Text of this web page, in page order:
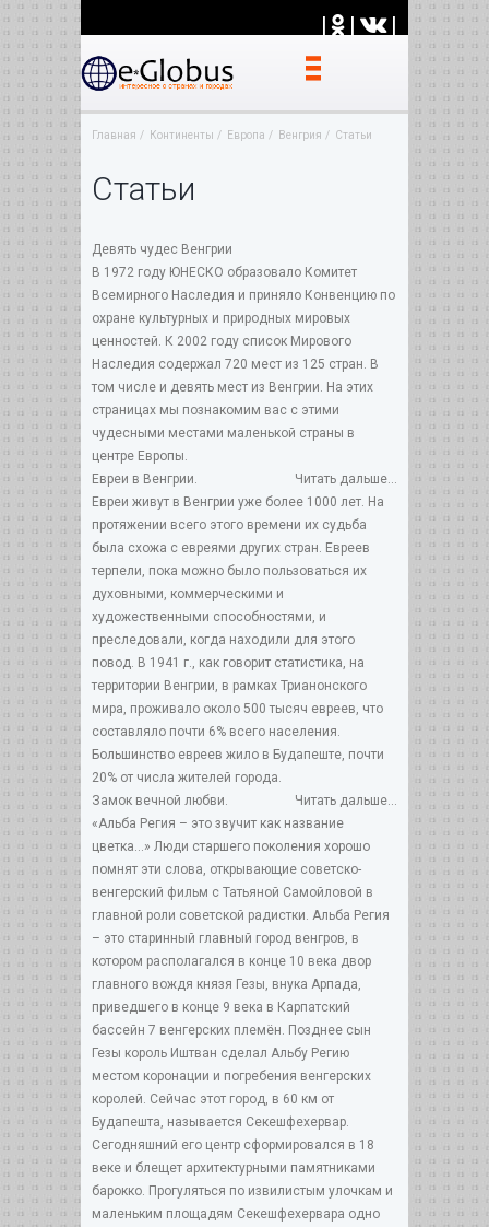
| | |
Главная Континенты Европа Венгрия Статьи
Статьи
Девять чудес Венгрии
В 1972 году ЮНЕСКО образовало Комитет
Всемирного Наследия и приняло Конвенцию по
охране культурных и природных мировых
ценностей. К 2002 году список Мирового
Наследия содержал 720 мест из 125 стран. В
том числе и девять мест из Венгрии. На этих
страницах мы познакомим вас с этими
чудесными местами маленькой страны в
центре Европы.
Читать дальше...
Евреи в Венгрии.
Евреи живут в Венгрии уже более 1000 лет. На
протяжении всего этого времени их судьба
была схожа с евреями других стран. Евреев
терпели, пока можно было пользоваться их
духовными, коммерческими и
художественными способностями, и
преследовали, когда находили для этого
повод. В 1941 г., как говорит статистика, на
территории Венгрии, в рамках Трианонского
мира, проживало около 500 тысяч евреев, что
составляло почти 6% всего населения.
Большинство евреев жило в Будапеште, почти
20% от числа жителей города.
Читать дальше...
Замок вечной любви.
«Альба Регия – это звучит как название
цветка...» Люди старшего поколения хорошо
помнят эти слова, открывающие советско-
венгерский фильм с Татьяной Самойловой в
главной роли советской радистки. Альба Регия
– это старинный главный город венгров, в
котором располагался в конце 10 века двор
главного вождя князя Гезы, внука Арпада,
приведшего в конце 9 века в Карпатский
бассейн 7 венгерских племён. Позднее сын
Гезы король Иштван сделал Альбу Регию
местом коронации и погребения венгерских
королей. Сейчас этот город, в 60 км от
Будапешта, называется Секешфехервар.
Сегодняшний его центр сформировался в 18
веке и блещет архитектурными памятниками
барокко. Прогуляться по извилистым улочкам и
маленьким площадям Секешфехервара одно